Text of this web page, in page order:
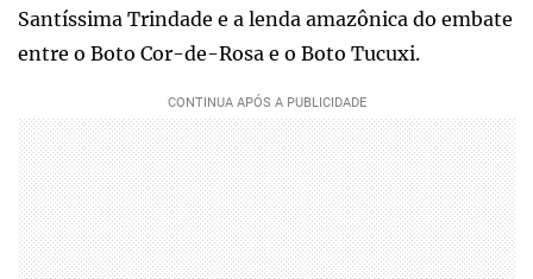
Santíssima Trindade e a lenda amazônica do embate
entre o Boto Cor-de-Rosa e o Boto Tucuxi.